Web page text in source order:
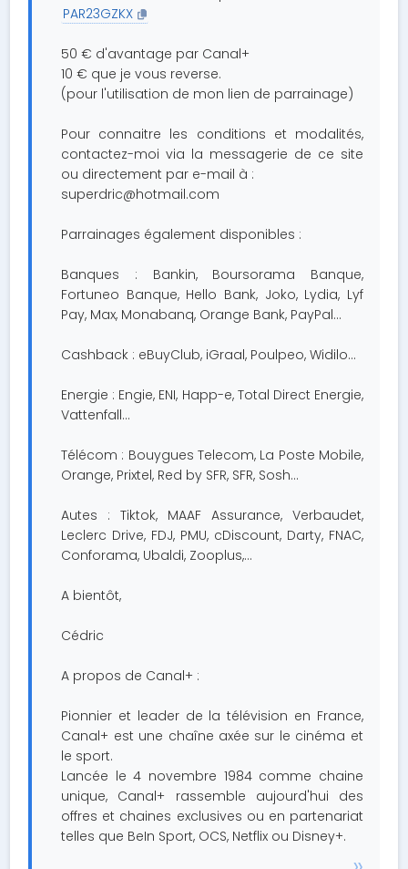
PAR23GZKX
50 € d'avantage par Canal+
10 € que je vous reverse.
(pour l'utilisation de mon lien de parrainage)
Pour connaitre les conditions et modalités,
contactez-moi via la messagerie de ce site
ou directement par e-mail à :
superdric@hotmail.com
Parrainages également disponibles :
Banques : Bankin, Boursorama Banque,
Fortuneo Banque, Hello Bank, Joko, Lydia, Lyf
Pay, Max, Monabanq, Orange Bank, PayPal...
Cashback : eBuyClub, iGraal, Poulpeo, Widilo...
Energie : Engie, ENI, Happ-e, Total Direct Energie,
Vattenfall...
Télécom : Bouygues Telecom, La Poste Mobile,
Orange, Prixtel, Red by SFR, SFR, Sosh...
Autes : Tiktok, MAAF Assurance, Verbaudet,
Leclerc Drive, FDJ, PMU, cDiscount, Darty, FNAC,
Conforama, Ubaldi, Zooplus,…
A bientôt,
Cédric
A propos de Canal+ :
Pionnier et leader de la télévision en France,
Canal+ est une chaîne axée sur le cinéma et
le sport.
Lancée le 4 novembre 1984 comme chaine
unique, Canal+ rassemble aujourd'hui des
offres et chaines exclusives ou en partenariat
telles que BeIn Sport, OCS, Netflix ou Disney+.